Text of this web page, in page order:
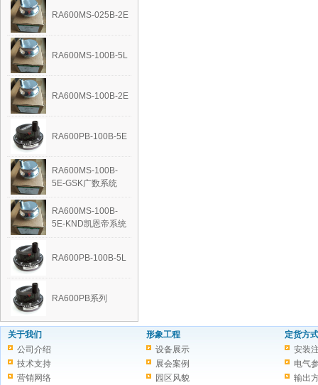
RA600MS-025B-2E
RA600MS-100B-5L
RA600MS-100B-2E
RA600PB-100B-5E
RA600MS-100B-
5E-GSK广数系统
RA600MS-100B-
5E-KND凯恩帝系统
RA600PB-100B-5L
RA600PB系列
关于我们
公司介绍
技术支持
营销网络
形象工程
设备展示
展会案例
园区风貌
定货方式
安装
电气
输出